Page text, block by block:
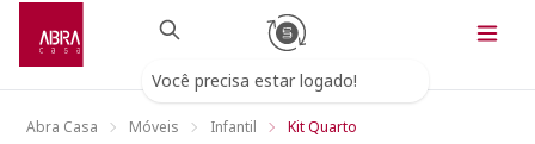
Você precisa estar logado!
Abra Casa Móveis Infantil Kit Quarto